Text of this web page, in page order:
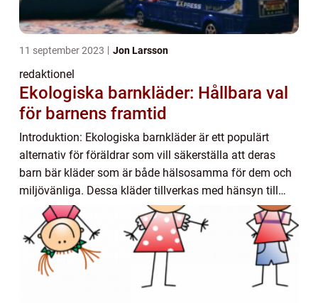
11 september 2023 Jon Larsson
redaktionel
Ekologiska barnkläder: Hållbara val
för barnens framtid
Introduktion: Ekologiska barnkläder är ett populärt
alternativ för föräldrar som vill säkerställa att deras
barn bär kläder som är både hälsosamma för dem och
miljövänliga. Dessa kläder tillverkas med hänsyn till
hållbara materialval, giftfria färger...